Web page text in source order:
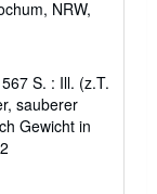
NRW,
S. : Ill. (z.T.
sauberer
Gewicht in